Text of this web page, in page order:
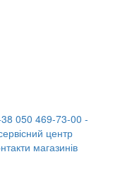
050 469-73-00 -
центр
магазинів